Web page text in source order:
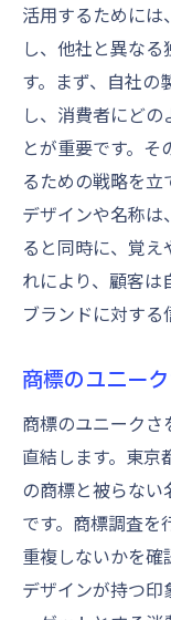
活用するために
し、他社と異な
す。まず、自社の
し、消費者にど
とが重要です。
るための戦略を
デザインや名称は
ると同時に、覚
れにより、顧客は
ブランドに対する
商標のユニー
商標のユニーク
直結します。東
の商標と被らな
です。商標調査を
重複しないかを確
デザインが持つ印